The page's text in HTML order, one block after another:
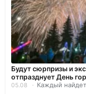
Будут сюрпризы и
отпразднует День
05.08 Каждый